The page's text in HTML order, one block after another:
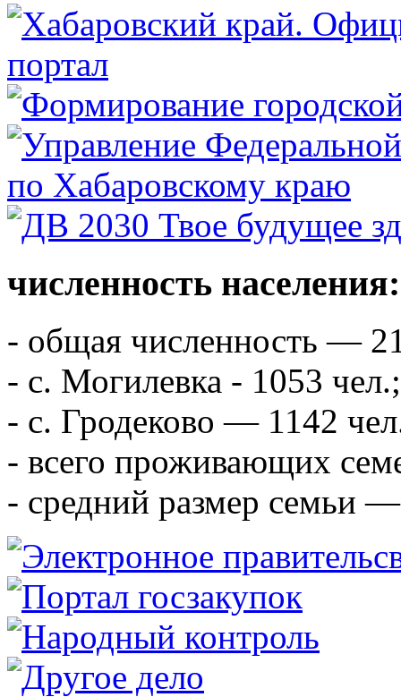
численность населения:
- общая численность —
- с. Могилевка - 1053 чел.;
- с. Гродеково — 1142
- всего проживающих
- средний размер семьи